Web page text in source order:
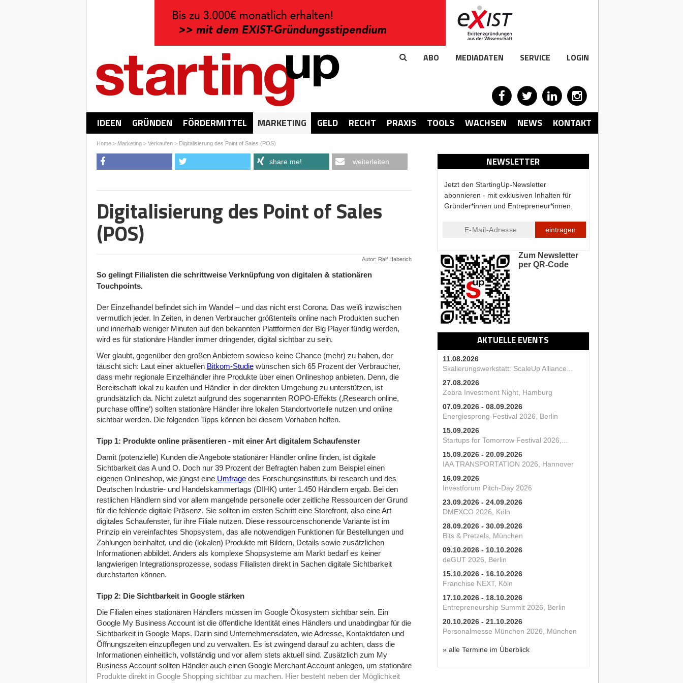
ABO MEDIADATEN SERVICE LOGIN
IDEEN GRÜNDEN FÖRDERMITTEL MARKETING GELD RECHT PRAXIS TOOLS WACHSEN NEWS KONTAKT
Home> Marketing> Verkaufen> Digitalisierung des Point of Sales (POS)
NEWSLETTER
Jetzt den StartingUp-Newsletter
abonnieren - mit exklusiven Inhalten für
Gründer*innen und Entrepreneur*innen.
eintragen
Zum Newsletter
per QR-Code
AKTUELLE EVENTS
11.08.2026
Skalierungswerkstatt: ScaleUp Alliance...
27.08.2026
Zebra Investment Night, Hamburg
07.09.2026 - 08.09.2026
Energiesprong-Festival 2026, Berlin
15.09.2026
Startups for Tomorrow Festival 2026,...
15.09.2026 - 20.09.2026
IAA TRANSPORTATION 2026, Hannover
16.09.2026
Investforum Pitch-Day 2026
23.09.2026 - 24.09.2026
DMEXCO 2026, Köln
28.09.2026 - 30.09.2026
Bits & Pretzels, München
09.10.2026 - 10.10.2026
deGUT 2026, Berlin
15.10.2026 - 16.10.2026
Franchise NEXT, Köln
17.10.2026 - 18.10.2026
Entrepreneurship Summit 2026, Berlin
20.10.2026 - 21.10.2026
Personalmesse München 2026, München
» alle Termine im Überblick
share me! weiterleiten
Digitalisierung des Point of Sales
(POS)
Autor: Ralf Haberich
So gelingt Filialisten die schrittweise Verknüpfung von digitalen & stationären
Touchpoints.
Der Einzelhandel befindet sich im Wandel – und das nicht erst Corona. Das weiß inzwischen
vermutlich jeder. In Zeiten, in denen Verbraucher größtenteils online nach Produkten suchen
und innerhalb weniger Minuten auf den bekannten Plattformen der Big Player fündig werden,
wird es für stationäre Händler immer dringender, digital sichtbar zu sein.
Wer glaubt, gegenüber den großen Anbietern sowieso keine Chance (mehr) zu haben, der
täuscht sich: Laut einer aktuellen Bitkom-Studiewünschen sich 65 Prozent der Verbraucher,
dass mehr regionale Einzelhändler ihre Produkte über einen Onlineshop anbieten. Denn, die
Bereitschaft lokal zu kaufen und Händler in der direkten Umgebung zu unterstützen, ist
grundsätzlich da. Nicht zuletzt aufgrund des sogenannten ROPO-Effekts (‚Research online,
purchase offline‘) sollten stationäre Händler ihre lokalen Standortvorteile nutzen und online
sichtbar werden. Die folgenden Tipps können bei diesem Vorhaben helfen.
Tipp 1: Produkte online präsentieren - mit einer Art digitalem Schaufenster
Damit (potenzielle) Kunden die Angebote stationärer Händler online finden, ist digitale
Sichtbarkeit das A und O. Doch nur 39 Prozent der Befragten haben zum Beispiel einen
eigenen Onlineshop, wie jüngst eine Umfragedes Forschungsinstituts ibi research und des
Deutschen Industrie- und Handelskammertags (DIHK) unter 1.450 Händlern ergab. Bei den
restlichen Händlern sind vor allem mangelnde personelle oder zeitliche Ressourcen der Grund
für die fehlende digitale Präsenz. Sie sollten im ersten Schritt eine Storefront, also eine Art
digitales Schaufenster, für ihre Filiale nutzen. Diese ressourcenschonende Variante ist im
Prinzip ein vereinfachtes Shopsystem, das alle notwendigen Funktionen für Bestellungen und
Zahlungen beinhaltet, und die (lokalen) Produkte mit Bildern, Details sowie zusätzlichen
Informationen abbildet. Anders als komplexe Shopsysteme am Markt bedarf es keiner
langwierigen Integrationsprozesse, sodass Filialisten direkt in Sachen digitale Sichtbarkeit
durchstarten können.
Tipp 2: Die Sichtbarkeit in Google stärken
Die Filialen eines stationären Händlers müssen im Google Ökosystem sichtbar sein. Ein
Google My Business Account ist die öffentliche Identität eines Händlers und unabdingbar für die
Sichtbarkeit in Google Maps. Darin sind Unternehmensdaten, wie Adresse, Kontaktdaten und
Öffnungszeiten einzupflegen und zu verwalten. Es ist zwingend darauf zu achten, dass die
Informationen einheitlich, vollständig und vor allem stets aktuell sind. Zusätzlich zum My
Business Account sollten Händler auch einen Google Merchant Account anlegen, um stationäre
Produkte direkt in Google Shopping sichtbar zu machen. Hier besteht neben der Möglichkeit